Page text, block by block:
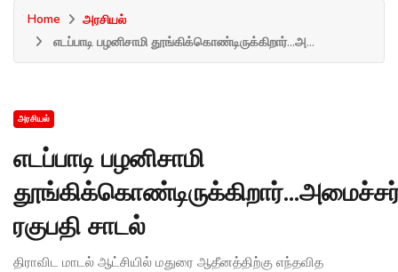
Home
அரசியல்
எடப்பாடி பழனிசாமி தூங்கிக்கொண்டிருக்கிறார்...அ...
அரசியல்
எடப்பாடி பழனிசாமி
ரகுபதி சாடல்
திராவிட மாடல் ஆட்சியில் மதுரை ஆதீனத்திற்கு எந்தவித